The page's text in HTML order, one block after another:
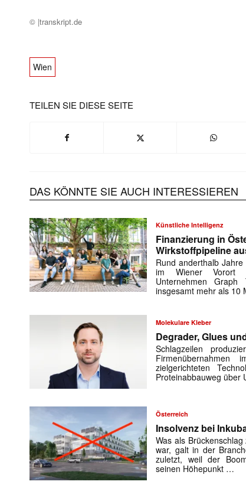
© |transkript.de
Wien
TEILEN SIE DIESE SEITE
DAS KÖNNTE SIE AUCH INTERESSIEREN
Künstliche Intelligenz
Finanzierung in
Wirkstoffpipeline
Rund anderthalb
im Wiener Vorort
Unternehmen Graph
insgesamt mehr als 10
Molekulare Kleber
Degrader, Glues
Schlagzeilen
zielgerichteten
Proteinabbauweg über
Österreich
Insolvenz bei
Was als
war, galt in der
zuletzt, weil der
seinen Höhepunkt …